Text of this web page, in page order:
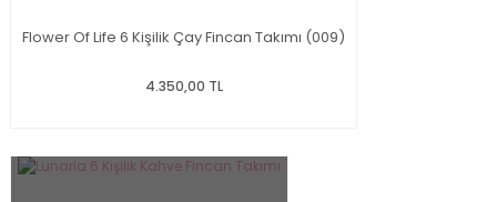
Flower Of Life 6 Kişilik Çay Fincan Takımı (009)
4.350,00 TL